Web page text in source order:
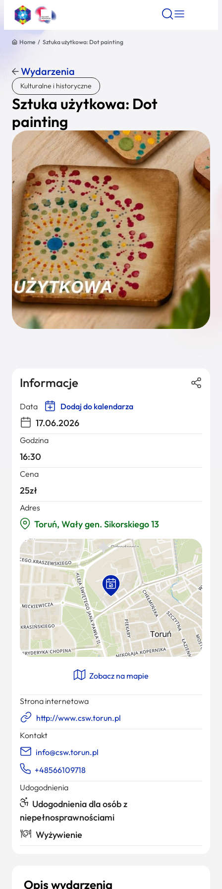
Znajdź atrakcję
Nazwa atrakcji
Miasto
Kategoria
Wyszukaj
Home / Sztuka użytkowa: Dot painting
Wydarzenia
Kulturalne i historyczne
Sztuka użytkowa: Dot
painting
Opis wydarzenia
Informacje
Data Dodaj do kalendarza
17.06.2026
Godzina
16:30
Cena
25zł
Adres
Toruń, Wały gen. Sikorskiego 13
Zobacz na mapie
Strona internetowa
http://www.csw.torun.pl
Kontakt
info@csw.torun.pl
+48566109718
Udogodnienia
Udogodnienia dla osób z
niepełnosprawnościami
Wyżywienie